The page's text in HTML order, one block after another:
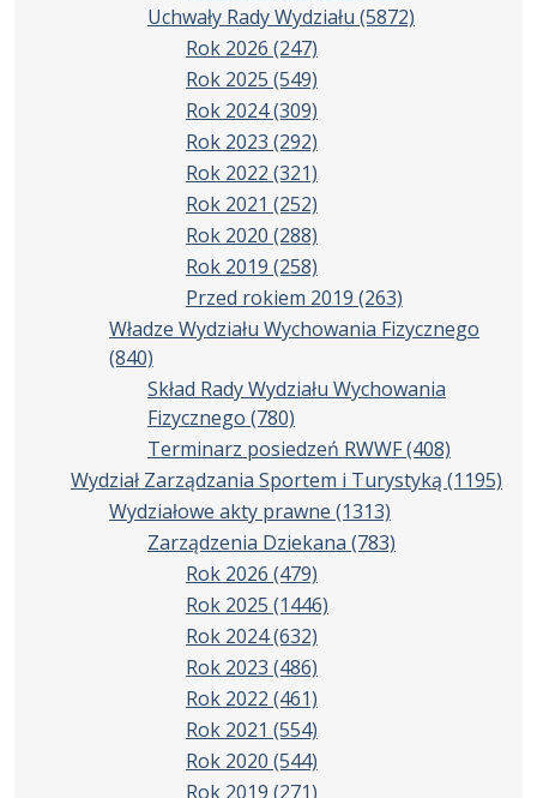
Uchwały Rady Wydziału (5872)
Rok 2026 (247)
Rok 2025 (549)
Rok 2024(309)
Rok 2023 (292)
Rok 2022 (321)
Rok 2021 (252)
Rok 2020 (288)
Rok 2019 (258)
Przed rokiem 2019 (263)
Władze Wydziału Wychowania Fizycznego
(840)
Skład Rady Wydziału Wychowania
Fizycznego (780)
Terminarz posiedzeń RWWF(408)
Wydział Zarządzania Sportem i Turystyką (1195)
Wydziałowe akty prawne (1313)
Zarządzenia Dziekana (783)
Rok 2026 (479)
Rok 2025 (1446)
Rok 2024(632)
Rok 2023 (486)
Rok 2022 (461)
Rok 2021 (554)
Rok 2020 (544)
Rok 2019 (271)